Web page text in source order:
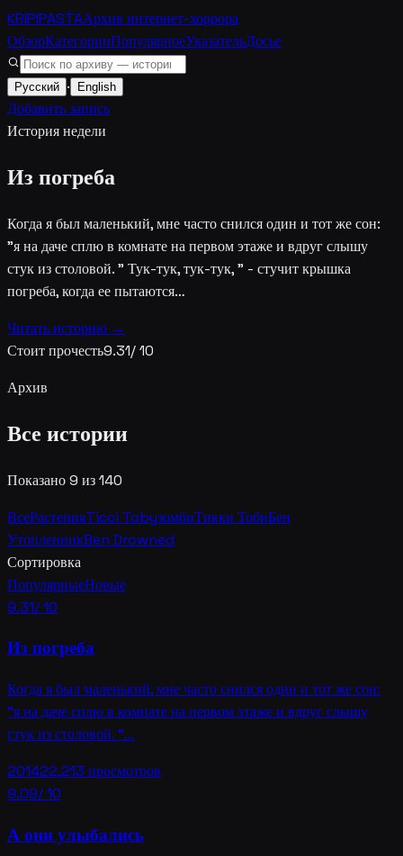
KRIPIPASTAАрхив интернет-хоррора
ОбзорКатегорииПопулярноеУказательДосье
Русский · English
Добавить запись
История недели
Из погреба
Когда я был маленький, мне часто снился один и тот же сон:
"я на даче сплю в комнате на первом этаже и вдруг слышу
стук из столовой. " Тук-тук, тук-тук, " - стучит крышка
погреба, когда ее пытаются…
Читать историю →
Стоит прочесть9.31/ 10
Архив
Все истории
Показано 9 из 140
ВсеРастенияTicci TobyзомбиТикки ТобиБен
УтопленникBen Drowned
Сортировка
ПопулярныеНовые
9.31/ 10
Из погреба
Когда я был маленький, мне часто снился один и тот же сон:
"я на даче сплю в комнате на первом этаже и вдруг слышу
стук из столовой. "…
201422,213 просмотров
9.09/ 10
А они улыбались